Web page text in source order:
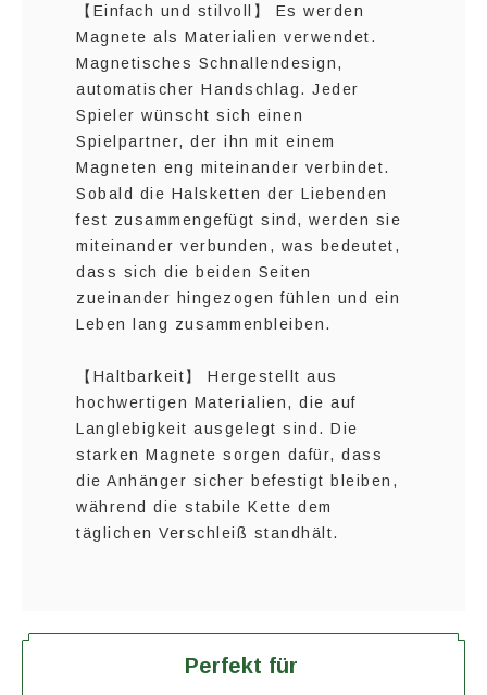
【Einfach und stilvoll】 Es werden
Magnete als Materialien verwendet.
Magnetisches Schnallendesign,
automatischer Handschlag. Jeder
Spieler wünscht sich einen
Spielpartner, der ihn mit einem
Magneten eng miteinander verbindet.
Sobald die Halsketten der Liebenden
fest zusammengefügt sind, werden sie
miteinander verbunden, was bedeutet,
dass sich die beiden Seiten
zueinander hingezogen fühlen und ein
Leben lang zusammenbleiben.
【Haltbarkeit】 Hergestellt aus
hochwertigen Materialien, die auf
Langlebigkeit ausgelegt sind. Die
starken Magnete sorgen dafür, dass
die Anhänger sicher befestigt bleiben,
während die stabile Kette dem
täglichen Verschleiß standhält.
Perfekt für